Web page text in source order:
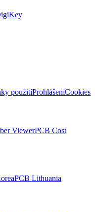
použitíProhlášeníCookies
ViewerPCB Cost
PCB Lithuania